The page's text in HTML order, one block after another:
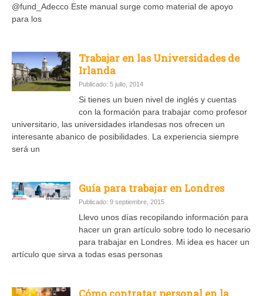
@fund_Adecco Este manual surge como material de apoyo
para los
Trabajar en las Universidades de
Irlanda
Publicado: 5 julio, 2014
Si tienes un buen nivel de inglés y cuentas
con la formación para trabajar como profesor
universitario, las universidades irlandesas nos ofrecen un
interesante abanico de posibilidades. La experiencia siempre
será un
Guía para trabajar en Londres
Publicado: 9 septiembre, 2015
Llevo unos días recopilando información para
hacer un gran artículo sobre todo lo necesario
para trabajar en Londres. Mi idea es hacer un
artículo que sirva a todas esas personas
Cómo contratar personal en la